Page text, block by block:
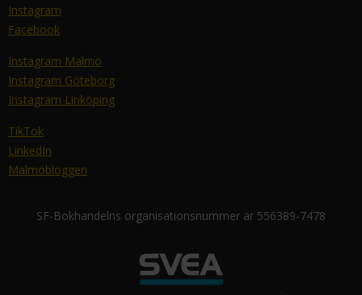
Instagram
Facebook
Instagram Malmö
Instagram Göteborg
Instagram Linköping
TikTok
LinkedIn
Malmöbloggen
SF-Bokhandelns organisationsnummer är 556389-7478